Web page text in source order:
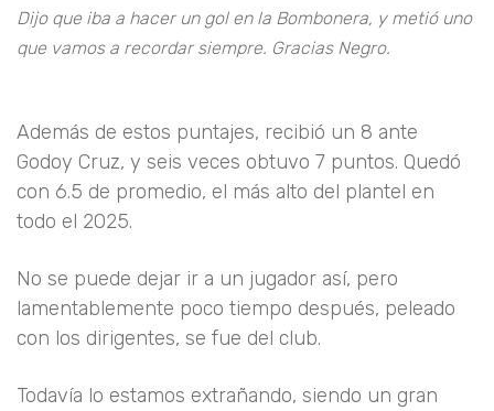
Dijo que iba a hacer un gol en la Bombonera, y metió uno
que vamos a recordar siempre. Gracias Negro.
Además de estos puntajes, recibió un 8 ante
Godoy Cruz, y seis veces obtuvo 7 puntos. Quedó
con 6.5 de promedio, el más alto del plantel en
todo el 2025.
No se puede dejar ir a un jugador así, pero
lamentablemente poco tiempo después, peleado
con los dirigentes, se fue del club.
Todavía lo estamos extrañando, siendo un gran